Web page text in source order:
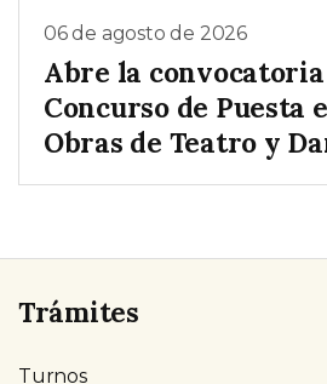
06 de agosto de 2026
Abre la
Concurso de Puesta
Obras de Teatro y
Trámites
Turnos